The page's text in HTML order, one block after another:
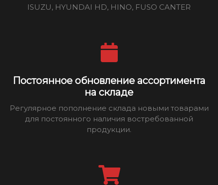
ISUZU, HYUNDAI HD, HINO, FUSO CANTER
Постоянное обновление ассортимента
на складе
Регулярное пополнение склада новыми товарами
для постоянного наличия востребованной
продукции.